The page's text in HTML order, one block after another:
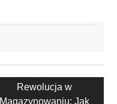
Next
post:
Rewolucja w
Magazynowaniu: Jak